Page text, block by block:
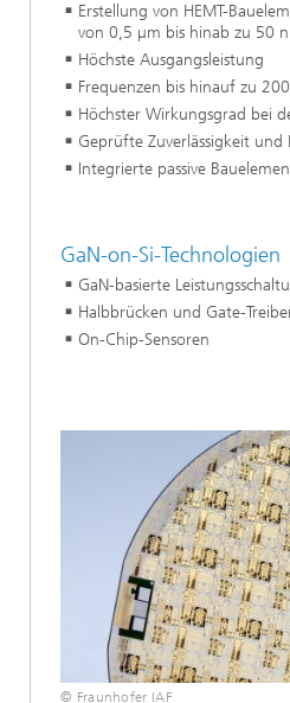
Erstellung von HEMT-
von 0,5 µm bis hinab zu 50
Höchste Ausgangsleistung
Frequenzen bis hinauf zu
Höchster Wirkungsgrad bei
Geprüfte Zuverlässigkeit und
Integrierte passive
GaN-on-Si-Technologien
GaN-basierte
Halbbrücken und Gate-
On-Chip-Sensoren
© Fraunhofer IAF